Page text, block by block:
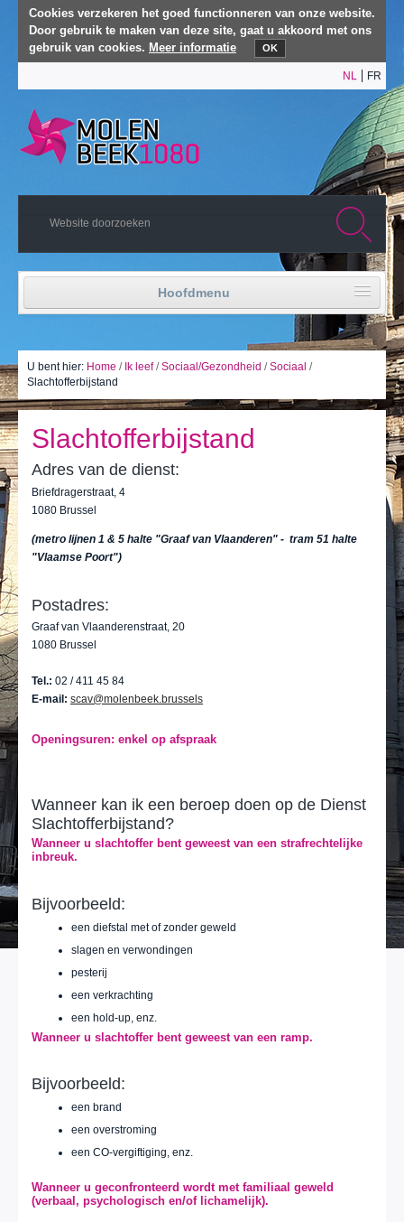
Cookies verzekeren het goed functionneren van onze website.
Door gebruik te maken van deze site, gaat u akkoord met ons
gebruik van cookies. Meer informatie OK
NL FR
Hoofdmenu
Politiek leven
Ik leef
Ik bezoek
E-loket / Afspraak maken
Actu
U bent hier: Home / Ik leef /Sociaal/Gezondheid /Sociaal /
Slachtofferbijstand
Slachtofferbijstand
Adres van de dienst:
Briefdragerstraat, 4
1080 Brussel
(metro lijnen 1 & 5 halte "Graaf van Vlaanderen" - tram 51 halte
"Vlaamse Poort")
Postadres:
Graaf van Vlaanderenstraat, 20
1080 Brussel
Tel.: 02 / 411 45 84
E-mail: scav@molenbeek.brussels
Openingsuren: enkel op afspraak
Wanneer kan ik een beroep doen op de Dienst
Slachtofferbijstand?
Wanneer u slachtoffer bent geweest van een strafrechtelijke
inbreuk.
Bijvoorbeeld:
een diefstal met of zonder geweld
slagen en verwondingen
pesterij
een verkrachting
een hold-up, enz.
Wanneer u slachtoffer bent geweest van een ramp.
Bijvoorbeeld:
een brand
een overstroming
een CO-vergiftiging, enz.
Wanneer u geconfronteerd wordt met familiaal geweld
(verbaal, psychologisch en/of lichamelijk).